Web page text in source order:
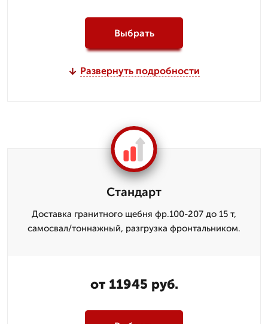
Выбрать
Развернуть подробности
Стандарт
Доставка гранитного щебня фр.100-207 до 15 т,
самосвал/тоннажный, разгрузка фронтальником.
от 11945 руб.